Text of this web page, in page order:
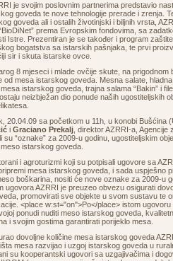
je svojim poslovnim partnerima predstavio
goveda te nove tehnologije prerade i zrenja.
goveda ali i ostalih životinjski i biljnih vrsta,
prema Evropskim fondovima, sa
Istre. Prezentiran je se također i program
bogatstva sa istarskih pašnjaka, te prvi
sir i skuta istarske ovce.
8 mjeseci i mlade ovčije skute, na prigodnom
od mesa istarskog goveda. Mesna salate,
istarskog goveda, trajna salama “Bakin” i
neizbježan dio ponude naših ugostiteljskih
20.04.09 sa početkom u 11h, u konobi Bušćina
i Graciano Prekalj , direktor AZRRI-a, Agencije
su “oznake” za 2009-u godinu, ugostiteljskim
istarskog goveda.
i agroturizmi koji su potpisali ugovore sa
mesa istarskog goveda, i sada uspješno
boškarina, nositi će nove oznake za 2009-u
ugovora AZRRI je preuzeo obvezu osigurati
promovirati sve objekte u svom sustavu te
<place w:st="on">Po</place> istom
ponudi nuditi meso istarskog goveda,
i svojim gostima garantirati porijeklo mesa.
dovoljne količine mesa istarskog goveda
mesa razvijao i uzgoj istarskog goveda u
su kooperantski ugovori sa uzgajivačima i